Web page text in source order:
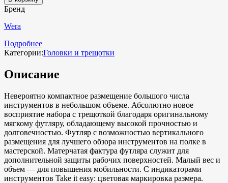
Бренд
Wera
Подробнее
Категории:Головки и трещотки
Описание
Невероятно компактное размещение большого числа
инструментов в небольшом объеме. Абсолютно новое
восприятие набора с трещоткой благодаря оригинальному
мягкому футляру, обладающему высокой прочностью и
долговечностью. Футляр с возможностью вертикального
размещения для лучшего обзора инструментов на полке в
мастерской. Матерчатая фактура футляра служит для
дополнительной защиты рабочих поверхностей. Малый вес и
объем — для повышения мобильности. С индикаторами
инструментов Take it easy: цветовая маркировка размера.